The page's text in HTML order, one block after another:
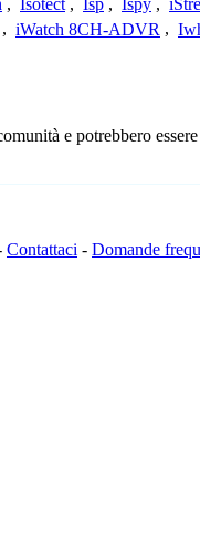
, Isotect , Isp , Ispy ,
, iWatch 8CH-ADVR ,
e potrebbero
Contattaci - Domande